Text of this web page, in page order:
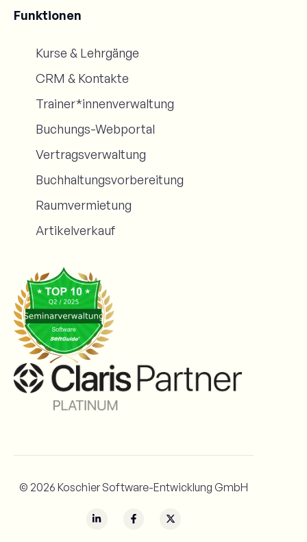
Funktionen
Kurse & Lehrgänge
CRM & Kontakte
Trainer*innenverwaltung
Buchungs-Webportal
Vertragsverwaltung
Buchhaltungsvorbereitung
Raumvermietung
Artikelverkauf
© 2026 Koschier Software-Entwicklung GmbH